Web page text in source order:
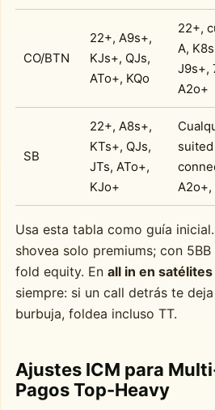
CO/BTN
22+, A9s+,
KJs+, QJs,
ATo+, KQo
22+,
A,
J9s+,
A2o+
SB
22+, A8s+,
KTs+, QJs,
JTs, ATo+,
KJo+
suited
A2o+,
Usa esta tabla como guía
shovea solo premiums; con
fold equity. En all in en
siempre: si un call detrás te
burbuja, foldea incluso TT.
Ajustes ICM para
Pagos Top-Heavy